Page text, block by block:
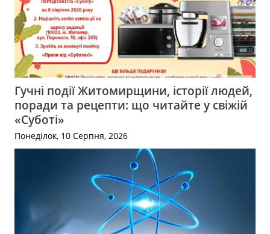
Гучні події Житомирщини, історії людей,
поради та рецепти: що читайте у свіжій
«Суботі»
Понеділок, 10 Серпня, 2026